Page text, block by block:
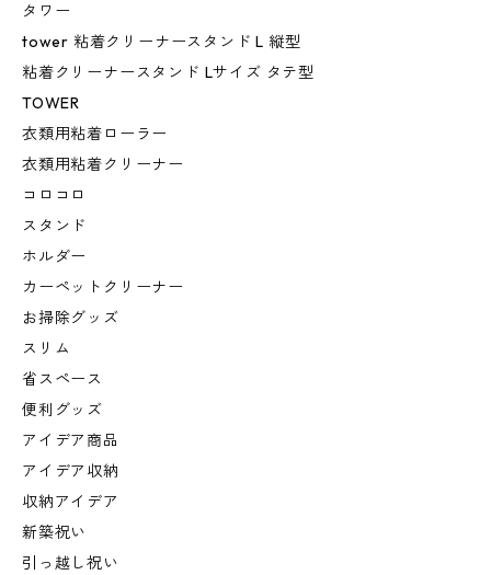
タワー
tower 粘着クリーナースタンド L 縦型
粘着クリーナースタンド Lサイズ タテ型
TOWER
衣類用粘着ローラー
衣類用粘着クリーナー
コロコロ
スタンド
ホルダー
カーペットクリーナー
お掃除グッズ
スリム
省スペース
便利グッズ
アイデア商品
アイデア収納
収納アイデア
新築祝い
引っ越し祝い